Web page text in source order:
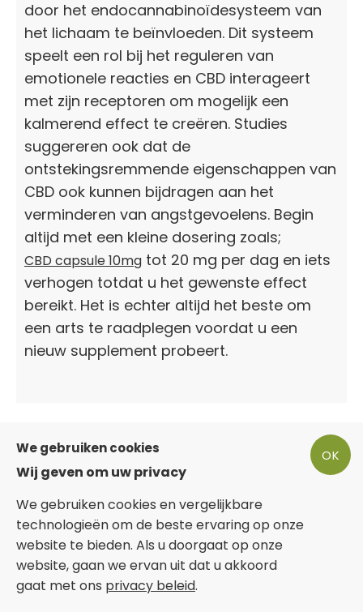
door het endocannabinoïdesysteem van
het lichaam te beïnvloeden. Dit systeem
speelt een rol bij het reguleren van
emotionele reacties en CBD interageert
met zijn receptoren om mogelijk een
kalmerend effect te creëren. Studies
suggereren ook dat de
ontstekingsremmende eigenschappen van
CBD ook kunnen bijdragen aan het
verminderen van angstgevoelens. Begin
altijd met een kleine dosering zoals;
CBD capsule 10mg tot 20 mg per dag en iets
verhogen totdat u het gewenste effect
bereikt. Het is echter altijd het beste om
een arts te raadplegen voordat u een
nieuw supplement probeert.
Ontdek onze CBD Capsules OK
We gebruiken cookies
Wij geven om uw privacy
We gebruiken cookies en vergelijkbare
technologieën om de beste ervaring op onze
website te bieden. Als u doorgaat op onze
website, gaan we ervan uit dat u akkoord
gaat met ons privacy beleid.